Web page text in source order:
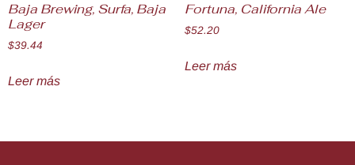
Baja Brewing, Surfa, Baja
Lager
$39.44
Leer más
Fortuna, California Ale
$52.20
Leer más